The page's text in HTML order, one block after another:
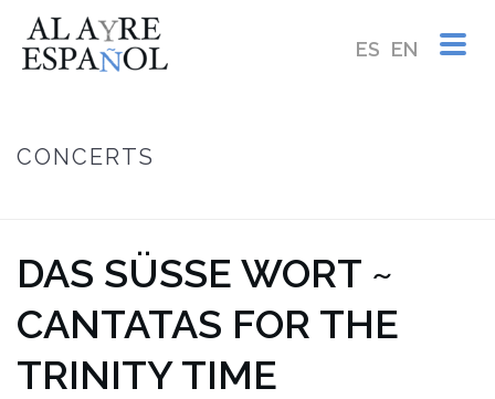
ES EN
CONCERTS
DAS SÜSSE WORT ~ C
ANTATAS FOR THE T
RINITY TIME